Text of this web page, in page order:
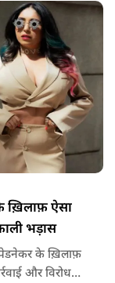
ख़िलाफ़ ऐसा
भड़ास
पेडनेकर के ख़िलाफ़